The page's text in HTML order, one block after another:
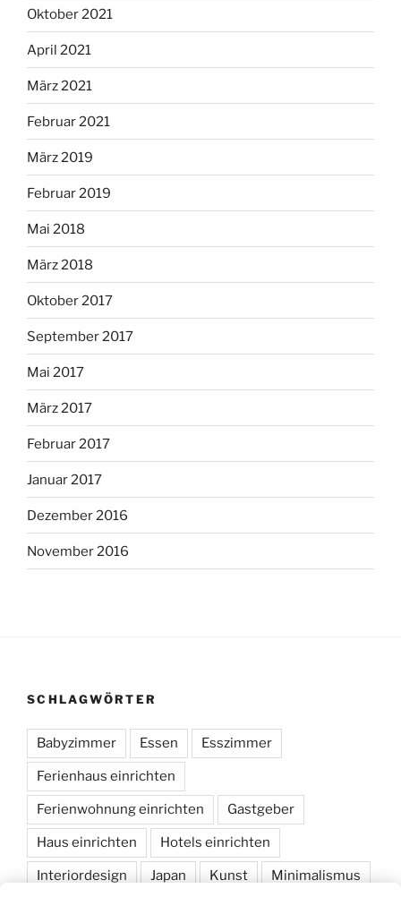
Oktober 2021
April 2021
März 2021
Februar 2021
März 2019
Februar 2019
Mai 2018
März 2018
Oktober 2017
September 2017
Mai 2017
März 2017
Februar 2017
Januar 2017
Dezember 2016
November 2016
SCHLAGWÖRTER
Babyzimmer Essen Esszimmer
Ferienhaus einrichten
Ferienwohnung einrichten Gastgeber
Haus einrichten Hotels einrichten
Interiordesign Japan Kunst Minimalismus